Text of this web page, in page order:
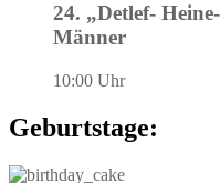
24. „Detlef-
Männer
10:00 Uhr
Geburtstage: